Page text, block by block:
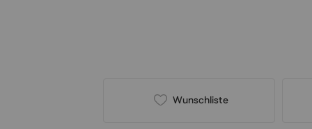
Wunschliste